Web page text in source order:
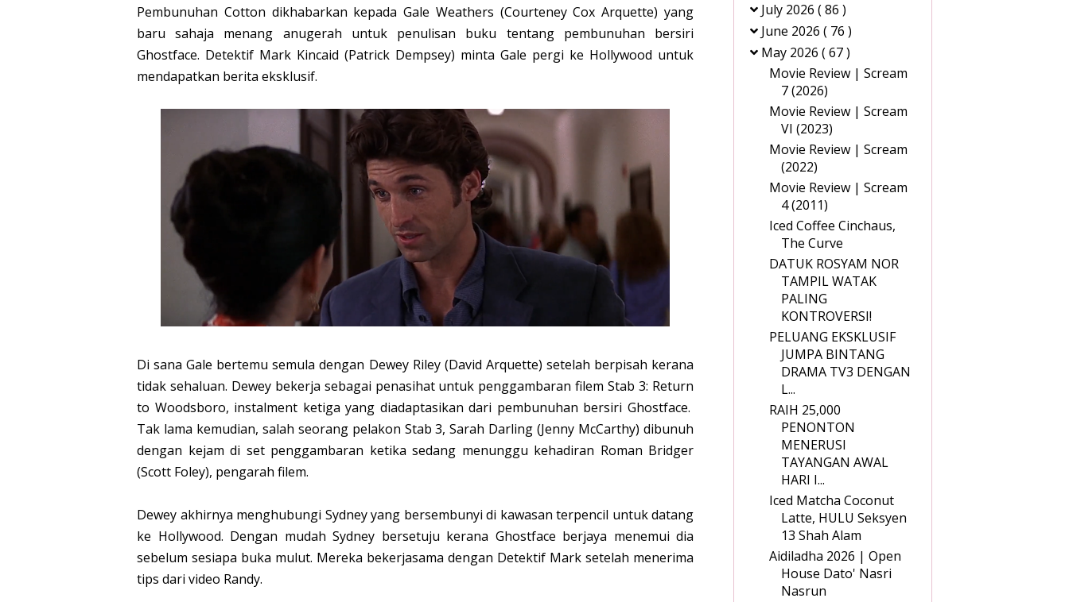
Pembunuhan Cotton dikhabarkan kepada Gale Weathers (Courteney Cox Arquette) yang
baru sahaja menang anugerah untuk penulisan buku tentang pembunuhan bersiri
Ghostface. Detektif Mark Kincaid (Patrick Dempsey) minta Gale pergi ke Hollywood untuk
mendapatkan berita eksklusif.
Di sana Gale bertemu semula dengan Dewey Riley (David Arquette) setelah berpisah kerana
tidak sehaluan. Dewey bekerja sebagai penasihat untuk penggambaran filem Stab 3: Return
to Woodsboro, instalment ketiga yang diadaptasikan dari pembunuhan bersiri Ghostface.
Tak lama kemudian, salah seorang pelakon Stab 3, Sarah Darling (Jenny McCarthy) dibunuh
dengan kejam di set penggambaran ketika sedang menunggu kehadiran Roman Bridger
(Scott Foley), pengarah filem.
Dewey akhirnya menghubungi Sydney yang bersembunyi di kawasan terpencil untuk datang
ke Hollywood. Dengan mudah Sydney bersetuju kerana Ghostface berjaya menemui dia
sebelum sesiapa buka mulut. Mereka bekerjasama dengan Detektif Mark setelah menerima
tips dari video Randy.
July 2026 ( 86 )
June 2026 ( 76 )
May 2026 ( 67 )
Movie Review | Scream
7 (2026)
Movie Review | Scream
VI (2023)
Movie Review | Scream
(2022)
Movie Review | Scream
4 (2011)
Iced Coffee Cinchaus,
The Curve
DATUK ROSYAM NOR
TAMPIL WATAK
PALING
KONTROVERSI!
PELUANG EKSKLUSIF
JUMPA BINTANG
DRAMA TV3 DENGAN
L...
RAIH 25,000
PENONTON
MENERUSI
TAYANGAN AWAL
HARI I...
Iced Matcha Coconut
Latte, HULU Seksyen
13 Shah Alam
Aidiladha 2026 | Open
House Dato' Nasri
Nasrun